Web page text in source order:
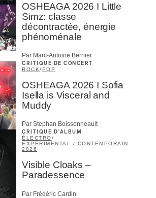
OSHEAGA 2026 I Little
Simz: classe
décontractée, énergie
phénoménale
Par Marc-Antoine Bernier
CRITIQUE DE CONCERT
ROCK/POP
OSHEAGA 2026 I Sofia
Isella is Visceral and
Muddy
Par Stephan Boissonneault
CRITIQUE D'ALBUM
ÉLECTRO/
EXPÉRIMENTAL / CONTEMPORAIN
2026
Visible Cloaks –
Paradessence
Par Frédéric Cardin